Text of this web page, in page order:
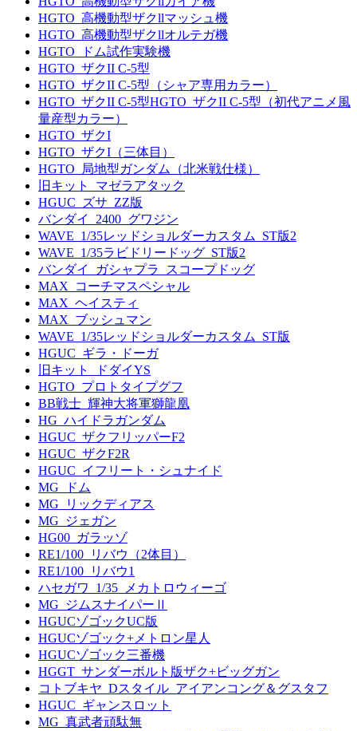
HGTO_高機動型ザクllマッシュ機
HGTO_高機動型ザクllオルテガ機
HGTO_ドム試作実験機
HGTO_ザクII C-5型
HGTO_ザクII C-5型（シャア専用カラー）
HGTO_ザクII C-5型HGTO_ザクII C-5型（初代アニメ風
量産型カラー）
HGTO_ザクI
HGTO_ザクI（三体目）
HGTO_局地型ガンダム（北米戦仕様）
旧キット_マゼラアタック
HGUC_ズサ_ZZ版
バンダイ_2400_グワジン
WAVE_1/35レッドショルダーカスタム_ST版2
WAVE_1/35ラビドリードッグ_ST版2
バンダイ_ガシャプラ_スコープドッグ
MAX_コーチマスペシャル
MAX_ヘイスティ
MAX_ブッシュマン
WAVE_1/35レッドショルダーカスタム_ST版
HGUC_ギラ・ドーガ
旧キット_ドダイYS
HGTO_プロトタイプグフ
BB戦士_輝神大将軍獅龍凰
HG_ハイドラガンダム
HGUC_ザクフリッパーF2
HGUC_ザクF2R
HGUC_イフリート・シュナイド
MG_ドム
MG_リックディアス
MG_ジェガン
HG00_ガラッゾ
RE1/100_リバウ（2体目）
RE1/100_リバウ1
ハセガワ_1/35_メカトロウィーゴ
MG_ジムスナイパーⅡ
HGUCゾゴックUC版
HGUCゾゴック+メトロン星人
HGUCゾゴック三番機
HGGT_サンダーボルト版ザク+ビッグガン
コトブキヤ_Dスタイル_アイアンコング＆グスタフ
HGUC_ギャンスロット
MG_真武者頑駄無